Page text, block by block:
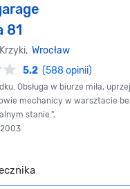
81
Wrocław
5.2 (588 opinii)
Obsługa w biurze miła,
mechanicy w warsztacie
stanie.",
2003